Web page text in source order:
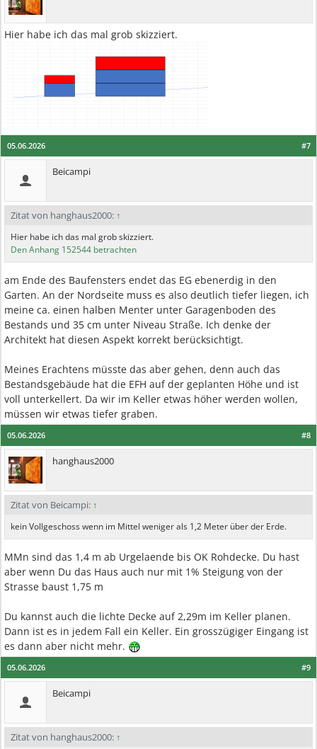
Hier habe ich das mal grob skizziert.
#7
05.06.2026
Beicampi
Zitat von hanghaus2000: ↑
Hier habe ich das mal grob skizziert.
Den Anhang 152544 betrachten
am Ende des Baufensters endet das EG ebenerdig in den
Garten. An der Nordseite muss es also deutlich tiefer liegen, ich
meine ca. einen halben Menter unter Garagenboden des
Bestands und 35 cm unter Niveau Straße. Ich denke der
Architekt hat diesen Aspekt korrekt berücksichtigt.
Meines Erachtens müsste das aber gehen, denn auch das
Bestandsgebäude hat die EFH auf der geplanten Höhe und ist
voll unterkellert. Da wir im Keller etwas höher werden wollen,
müssen wir etwas tiefer graben.
#8
05.06.2026
hanghaus2000
Zitat von Beicampi: ↑
kein Vollgeschoss wenn im Mittel weniger als 1,2 Meter über der Erde.
MMn sind das 1,4 m ab Urgelaende bis OK Rohdecke. Du hast
aber wenn Du das Haus auch nur mit 1% Steigung von der
Strasse baust 1,75 m
Du kannst auch die lichte Decke auf 2,29m im Keller planen.
Dann ist es in jedem Fall ein Keller. Ein grosszügiger Eingang ist
es dann aber nicht mehr.
#9
05.06.2026
Beicampi
Zitat von hanghaus2000: ↑